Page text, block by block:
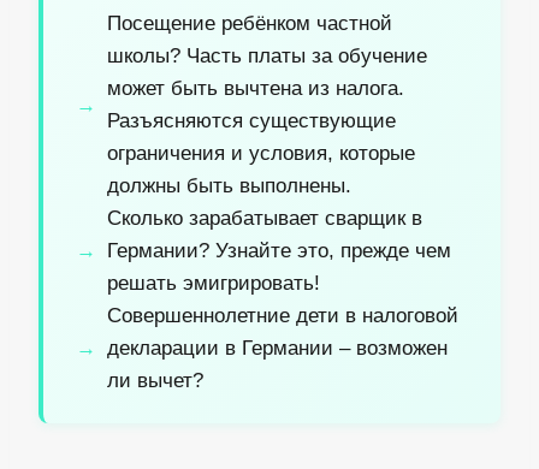
Посещение ребёнком частной
школы? Часть платы за обучение
может быть вычтена из налога.
Разъясняются существующие
ограничения и условия, которые
должны быть выполнены.
Сколько зарабатывает сварщик в
Германии? Узнайте это, прежде чем
решать эмигрировать!
Совершеннолетние дети в налоговой
декларации в Германии – возможен
ли вычет?